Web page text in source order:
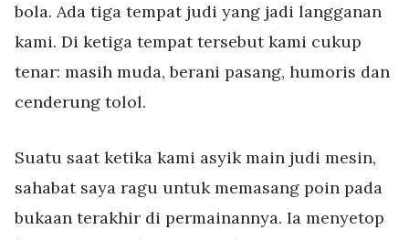
bola. Ada tiga tempat judi yang jadi langganan
kami. Di ketiga tempat tersebut kami cukup
tenar: masih muda, berani pasang, humoris dan
cenderung tolol.
Suatu saat ketika kami asyik main judi mesin,
sahabat saya ragu untuk memasang poin pada
bukaan terakhir di permainannya. Ia menyetop